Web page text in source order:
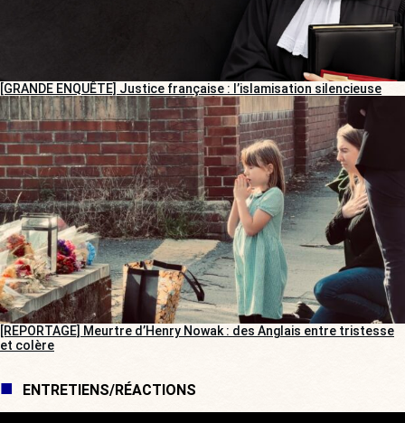
[GRANDE ENQUÊTE] Justice française : l’islamisation silencieuse
[REPORTAGE] Meurtre d’Henry Nowak : des Anglais entre tristesse
et colère
ENTRETIENS/RÉACTIONS